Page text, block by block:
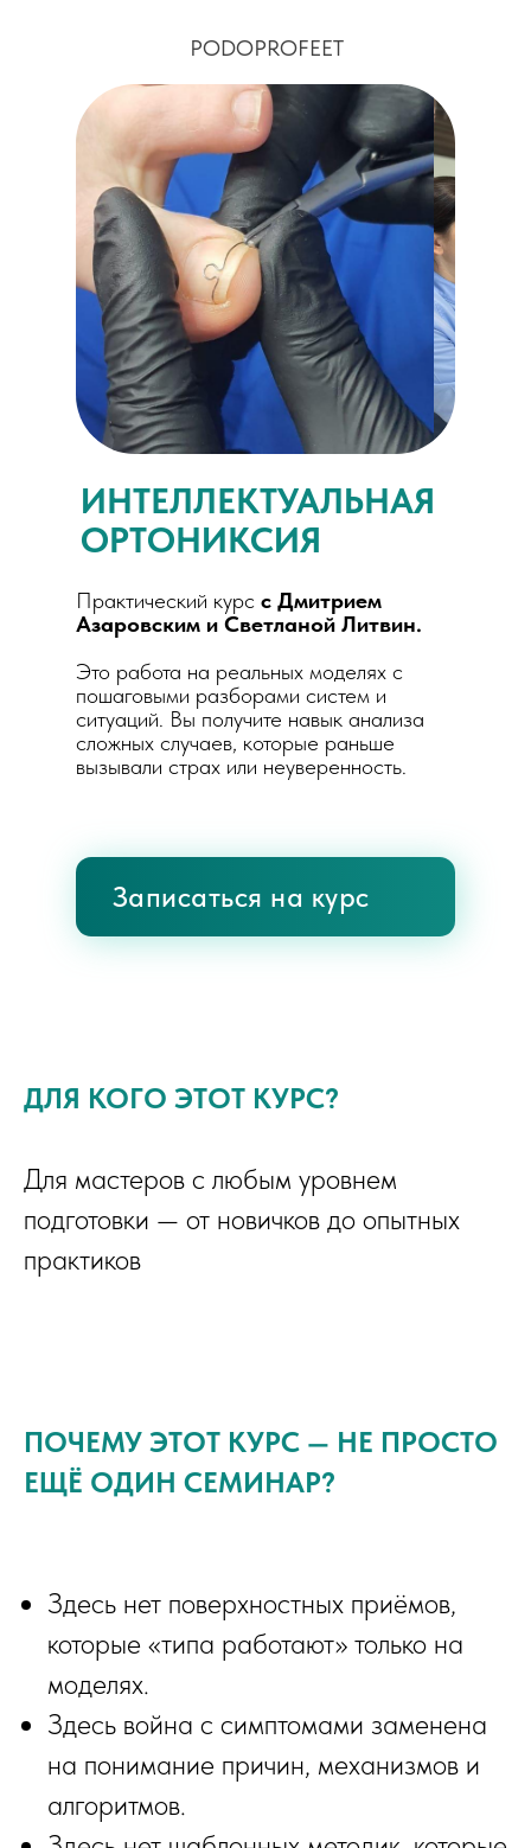
Практический курс с Дмитрием
Азаровским и Светланой Литвин.
Это работа на реальных моделях с
пошаговыми разборами систем и
ситуаций. Вы получите навык анализа
сложных случаев, которые раньше
вызывали страх или неуверенность.
ИНТЕЛЛЕКТУАЛЬНАЯ
ОРТОНИКСИЯ
PODOPROFEET
Записаться на курс
ДЛЯ КОГО ЭТОТ КУРС?
Для мастеров с любым уровнем
подготовки — от новичков до опытных
практиков
ПОЧЕМУ ЭТОТ КУРС — НЕ ПРОСТО
ЕЩЁ ОДИН СЕМИНАР?
Здесь нет поверхностных приёмов,
которые «типа работают» только на
моделях.
Здесь война с симптомами заменена
на понимание причин, механизмов и
алгоритмов.